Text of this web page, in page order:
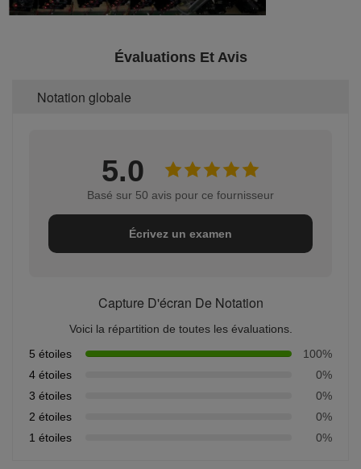
Évaluations Et Avis
Notation globale
5.0
Basé sur 50 avis pour ce fournisseur
Écrivez un examen
Capture D'écran De Notation
Voici la répartition de toutes les évaluations.
5 étoiles
100%
4 étoiles
0%
3 étoiles
0%
2 étoiles
0%
1 étoiles
0%